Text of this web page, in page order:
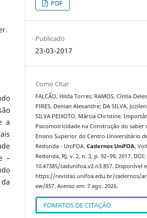
a
–
PDF
Publicado
23-03-2017
Como Citar
FALCÃO, Hilda Torres; RAMOS, Cíntia
PIRES, Denian Alexandre; DA SILVA,
SILVA PEIXOTO, Márcia Christine.
Psicomotricidade na Construção do saber
Ensino Superior do Centro Universitário
Redonda - UniFOA.Cadernos UniFOA,
Redonda, RJ, v. 2, n. 3, p. 92–99, 2017. DOI:
10.47385/cadunifoa.v2.n3.857. Disponível
https://revistas.unifoa.edu.br/cadernos/
ew/857. Acesso em: 7 ago. 2026.
FOMATOS DE CITAÇÃO